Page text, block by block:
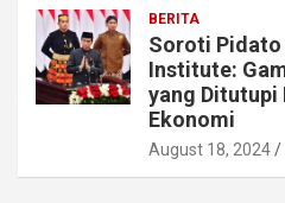
BERITA
Soroti
Institute:
yang Ditutupi
Ekonomi
August 18, 2024